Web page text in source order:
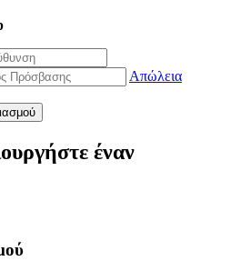
Απώλεια
έναν